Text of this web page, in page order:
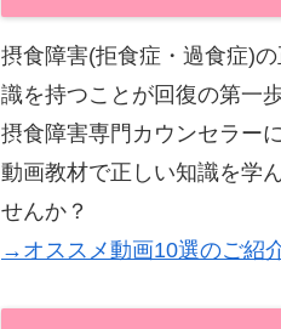
摂食障害(拒食症・過食症)
識を持つことが回復の第一歩
摂食障害専門カウンセラーに
動画教材で正しい知識を学
せんか？
→オススメ動画10選のご紹